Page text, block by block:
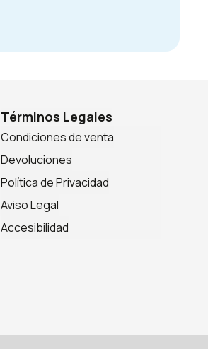
Términos Legales
Condiciones de venta
Devoluciones
Política de Privacidad
Aviso Legal
Accesibilidad